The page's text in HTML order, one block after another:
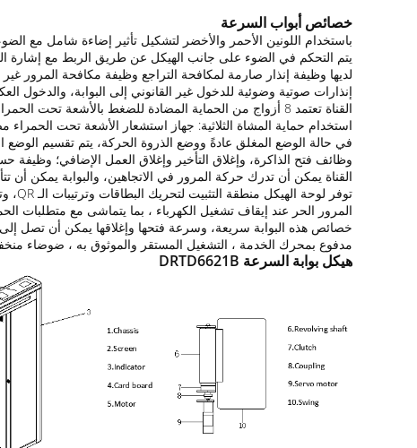
خصائص أبواب السرعة
باستخدام اللونين الأحمر والأخضر لتشكيل تأثير إضاءة شامل مع
يتم التحكم في الضوء على جانب الهيكل عن طريق الربط مع إشارة
لديها وظيفة إنذار صارمة لمكافحة التراجع وظيفة مكافحة المرور غير
إنذارات صوتية وضوئية للدخول غير القانوني إلى البوابة، والدخول
القناة تعتمد 8 أزواج من الحماية المضادة للضغط بالأشعة تحت الحمراء وحماية ربط إنذار الحريق لضمان سلامة مرور الموظفين وسلامة الطوارئ.
استخدام حماية المشاة الثلاثية: جهاز استشعار الأشعة تحت
في حالة الوضع المغلق عادةً ووضع الذروة الحركة، يتم تقسيم
وظائف فتح الذاكرة، وإغلاق التأخير وإغلاق العمل الإضافي؛
القناة يمكن أن تدرك حركة المرور في الاتجاهين، والبوابة يمكن أن
توفر لوحة الهيكل منطقة التثبيت لتحريك البطاقات وترتيبات الـ QR، وتحتفظ بموقع التثبيت للتعرف على الوجه.
المرور الحر عند إيقاف تشغيل الكهرباء ، بما يتماشى مع متطلبات
خصائص هذه البوابة سريعة، وسرعة فتحها وإغلاقها يمكن أن تصل إلى 0.5 ثانية.
مدفوع بمحرك الخدمة ، التشغيل المستقر والموثوق به ، ضوضاء
هيكل بوابة السرعة DRTD6621B